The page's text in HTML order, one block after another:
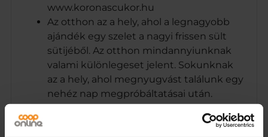
www.koronascukor.hu
Az otthon az a hely, ahol a legnagyobb
ajándék egy szelet a nagyi frissen sült
sütijéből. Az otthon mindannyiunknak
valami különlegeset jelent. Sokunknak
az a hely, ahol megnyugvást találunk egy
nehéz nap megpróbáltatásai után.
szerető érintés, mikor belépünk az ajtón